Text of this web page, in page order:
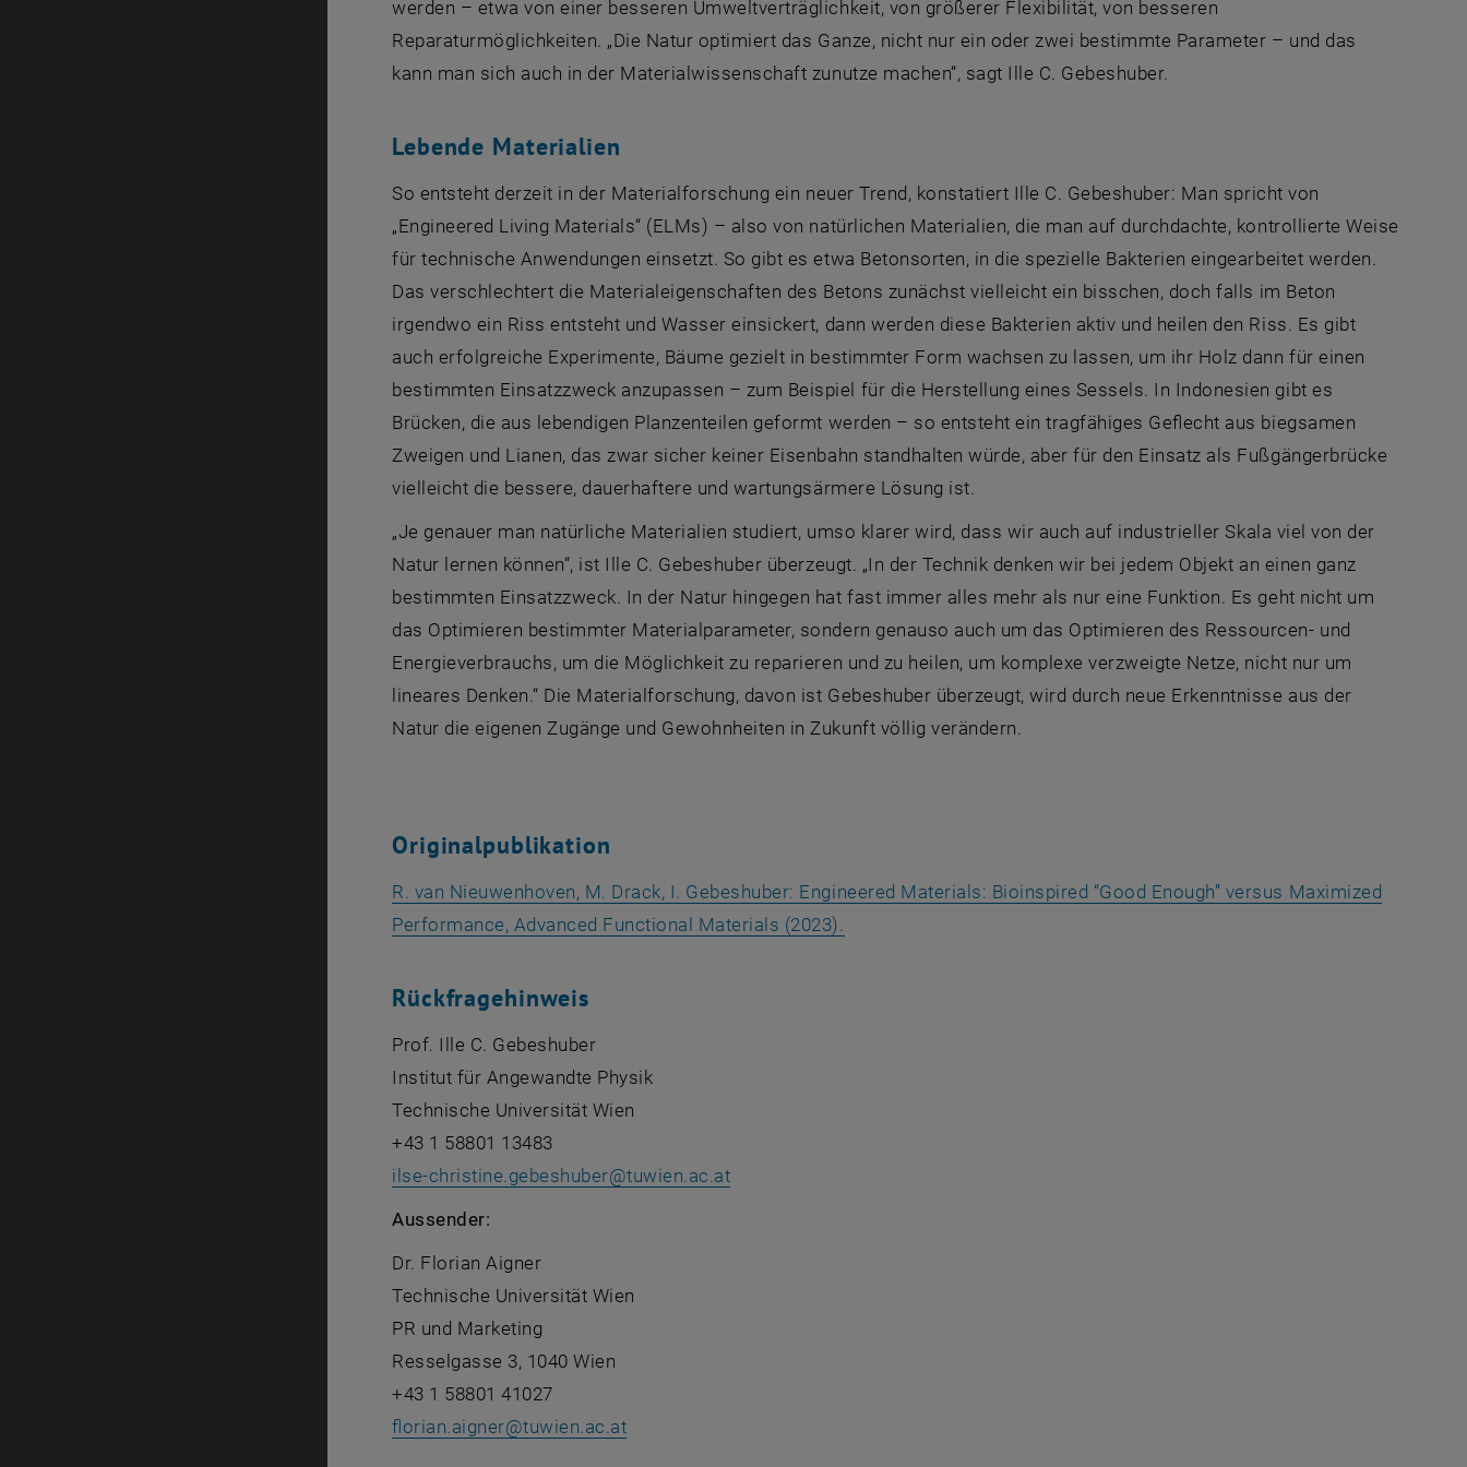
werden – etwa von einer besseren Umweltverträglichkeit, von größerer Flexibilität, von besseren
Reparaturmöglichkeiten. „Die Natur optimiert das Ganze, nicht nur ein oder zwei bestimmte Parameter – und das
kann man sich auch in der Materialwissenschaft zunutze machen“, sagt Ille C. Gebeshuber.
Lebende Materialien
So entsteht derzeit in der Materialforschung ein neuer Trend, konstatiert Ille C. Gebeshuber: Man spricht von
„Engineered Living Materials“ (ELMs) – also von natürlichen Materialien, die man auf durchdachte, kontrollierte Weise
für technische Anwendungen einsetzt. So gibt es etwa Betonsorten, in die spezielle Bakterien eingearbeitet werden.
Das verschlechtert die Materialeigenschaften des Betons zunächst vielleicht ein bisschen, doch falls im Beton
irgendwo ein Riss entsteht und Wasser einsickert, dann werden diese Bakterien aktiv und heilen den Riss. Es gibt
auch erfolgreiche Experimente, Bäume gezielt in bestimmter Form wachsen zu lassen, um ihr Holz dann für einen
bestimmten Einsatzzweck anzupassen – zum Beispiel für die Herstellung eines Sessels. In Indonesien gibt es
Brücken, die aus lebendigen Planzenteilen geformt werden – so entsteht ein tragfähiges Geflecht aus biegsamen
Zweigen und Lianen, das zwar sicher keiner Eisenbahn standhalten würde, aber für den Einsatz als Fußgängerbrücke
vielleicht die bessere, dauerhaftere und wartungsärmere Lösung ist.
„Je genauer man natürliche Materialien studiert, umso klarer wird, dass wir auch auf industrieller Skala viel von der
Natur lernen können“, ist Ille C. Gebeshuber überzeugt. „In der Technik denken wir bei jedem Objekt an einen ganz
bestimmten Einsatzzweck. In der Natur hingegen hat fast immer alles mehr als nur eine Funktion. Es geht nicht um
das Optimieren bestimmter Materialparameter, sondern genauso auch um das Optimieren des Ressourcen- und
Energieverbrauchs, um die Möglichkeit zu reparieren und zu heilen, um komplexe verzweigte Netze, nicht nur um
lineares Denken.“ Die Materialforschung, davon ist Gebeshuber überzeugt, wird durch neue Erkenntnisse aus der
Natur die eigenen Zugänge und Gewohnheiten in Zukunft völlig verändern.
Originalpublikation
R. van Nieuwenhoven, M. Drack, I. Gebeshuber: Engineered Materials: Bioinspired “Good Enough” versus Maximized
Performance, Advanced Functional Materials (2023).
Rückfragehinweis
Prof. Ille C. Gebeshuber
Institut für Angewandte Physik
Technische Universität Wien
+43 1 58801 13483
ilse-christine.gebeshuber@tuwien.ac.at
Aussender:
Dr. Florian Aigner
Technische Universität Wien
PR und Marketing
Resselgasse 3, 1040 Wien
+43 1 58801 41027
florian.aigner@tuwien.ac.at